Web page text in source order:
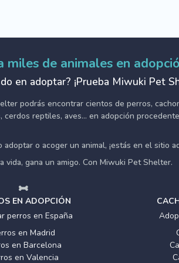
miles de animales en
en adoptar? ¡Prueba Miwuki Pet
podrás encontrar cientos de perros,
cerdos reptiles, aves... en adopción
adoptar o acoger un animal, ¡estás en el sitio
vida, gana un amigo. Con Miwuki Pet Shelter.
EN ADOPCIÓN
perros en España
en Madrid
en Barcelona
en Valencia